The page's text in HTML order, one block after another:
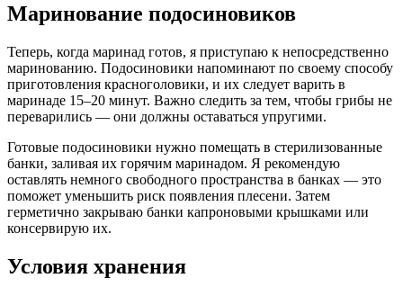
Маринование подосиновиков
Теперь, когда маринад готов, я приступаю к непосредственно
маринованию. Подосиновики напоминают по своему способу
приготовления красноголовики, и их следует варить в
маринаде 15–20 минут. Важно следить за тем, чтобы грибы не
переварились — они должны оставаться упругими.
Готовые подосиновики нужно помещать в стерилизованные
банки, заливая их горячим маринадом. Я рекомендую
оставлять немного свободного пространства в банках — это
поможет уменьшить риск появления плесени. Затем
герметично закрываю банки капроновыми крышками или
консервирую их.
Условия хранения